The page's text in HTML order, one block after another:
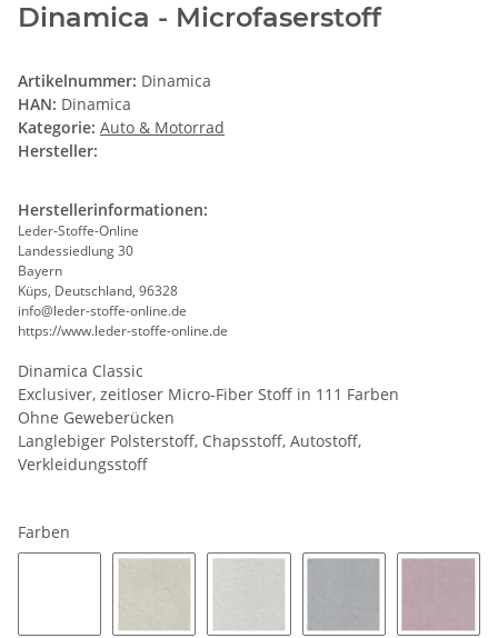
Dinamica - Microfaserstoff
Artikelnummer: Dinamica
HAN: Dinamica
Kategorie: Auto & Motorrad
Hersteller:
Herstellerinformationen:
Leder-Stoffe-Online
Landessiedlung 30
Bayern
Küps, Deutschland, 96328
info@leder-stoffe-online.de
https://www.leder-stoffe-online.de
Dinamica Classic
Exclusiver, zeitloser Micro-Fiber Stoff in 111 Farben
Ohne Geweberücken
Langlebiger Polsterstoff, Chapsstoff, Autostoff,
Verkleidungsstoff
Farben